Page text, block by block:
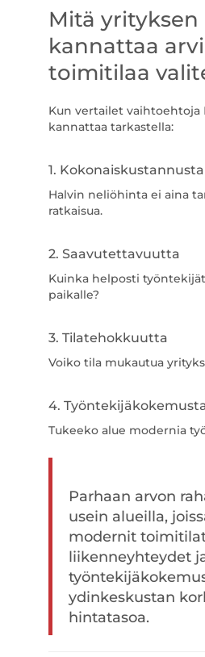
Mitä yrityksen
kannattaa
toimitilaa
Kun vertailet vaihtoehtoja
kannattaa tarkastella:
1. Kokonaiskustannusta
Halvin neliöhinta ei aina
ratkaisua.
2. Saavutettavuutta
Kuinka helposti
paikalle?
3. Tilatehokkuutta
Voiko tila mukautua
4.
Tukeeko alue modernia
Parhaan arvon
usein alueilla,
modernit
liikenneyhteydet
ydinkeskustan
hintatasoa.